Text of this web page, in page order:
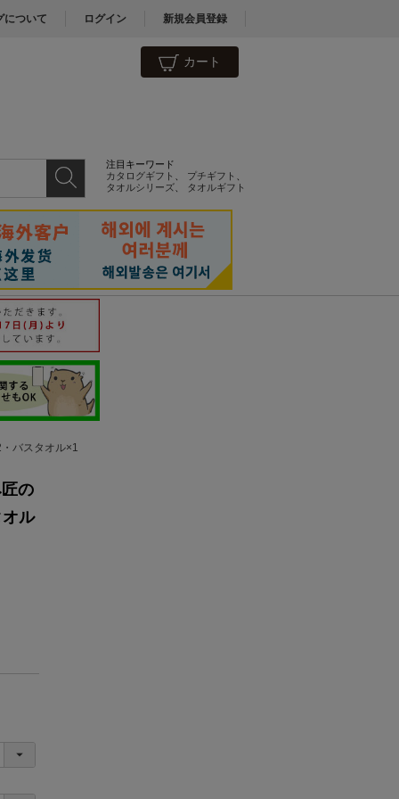
について ログイン 新規会員登録
カート
注目キーワード
カタログギフト
プチギフト
タオルシリーズ
タオルギフト
バスタオル×1
の
ル